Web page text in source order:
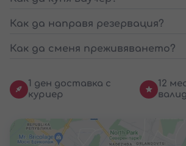
Как да направя резервация?
Как да сменя преживяването?
1 ден доставка с
куриер
12